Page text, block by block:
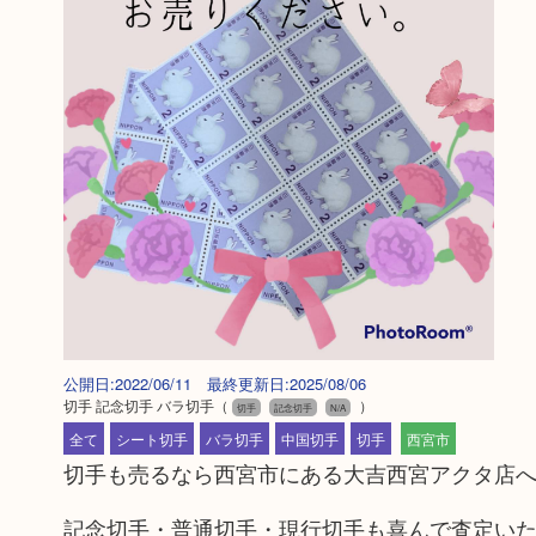
公開日:2022/06/11 最終更新日:2025/08/06
切手 記念切手 バラ切手（ 切手 記念切手 N/A
）
全て
シート切手 バラ切手 中国切手 切手 西宮市
切手も売るなら西宮市にある大吉西宮アクタ店へ
記念切手・普通切手・現行切手も喜んで査定いた